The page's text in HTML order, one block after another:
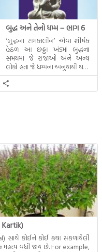
બુદ્ધ અને તેનો ધમ્મ – ભાગ 6
‘બુદ્ધના સમકાલીન’ એવા શીર્ષક
હેઠળ આ છઠ્ઠા ખંડમાં બુદ્ધના
સમયમાં જે રાજાઓ અને અન્ય
લોકો હતા જે ધમ્મના અનુયાયી થયા.
તેમનો અને બુદ્ધ વચ્ચે થયેલો
સત્સંગ વીશે જાણકારી મળે છે.
Kartik)
સાથે કોઈને કોઈ કથા સંકળાયેલી
વધી જાય છે. For example,